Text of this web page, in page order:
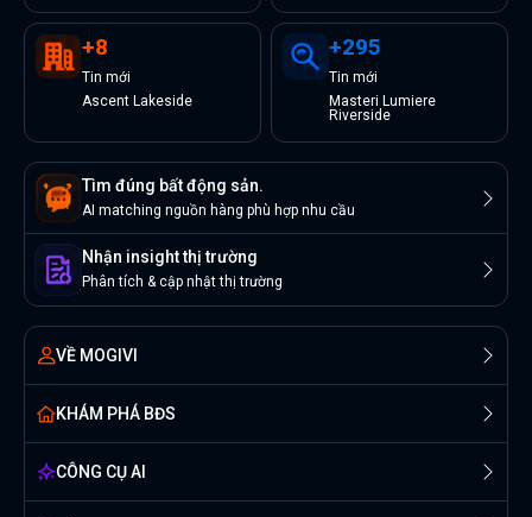
+8
Tin mới
Ascent Lakeside
+295
Tin mới
Masteri Lumiere
Riverside
Tìm đúng bất động sản.
AI matching nguồn hàng phù hợp nhu cầu
Nhận insight thị trường
Phân tích & cập nhật thị trường
VỀ MOGIVI
KHÁM PHÁ BĐS
CÔNG CỤ AI